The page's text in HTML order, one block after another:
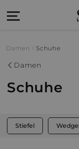
Damen Schuhe
Damen
Schuhe
Stiefel